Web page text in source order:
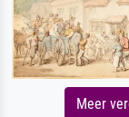
Meer